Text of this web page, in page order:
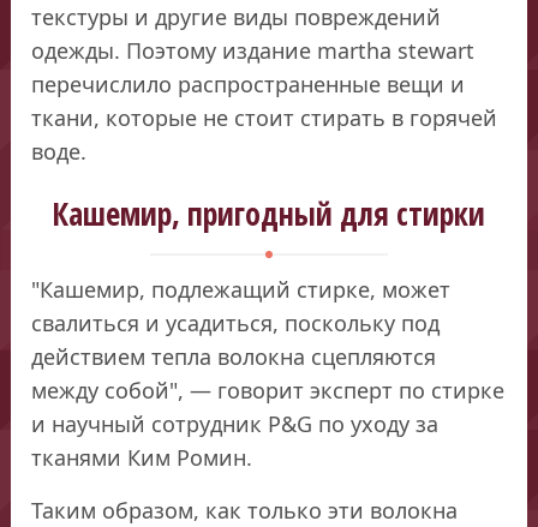
текстуры и другие виды повреждений
одежды. Поэтому издание martha stewart
перечислило распространенные вещи и
ткани, которые не стоит стирать в горячей
воде.
Кашемир, пригодный для стирки
"Кашемир, подлежащий стирке, может
свалиться и усадиться, поскольку под
действием тепла волокна сцепляются
между собой", — говорит эксперт по стирке
и научный сотрудник P&G по уходу за
тканями Ким Ромин.
Таким образом, как только эти волокна